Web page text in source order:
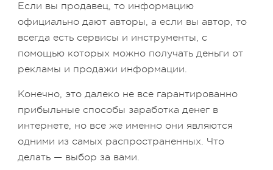
Если вы продавец, то информацию
официально дают авторы, а если вы автор, то
всегда есть сервисы и инструменты, с
помощью которых можно получать деньги от
рекламы и продажи информации.
Конечно, это далеко не все гарантированно
прибыльные способы заработка денег в
интернете, но все же именно они являются
одними из самых распространенных. Что
делать — выбор за вами.